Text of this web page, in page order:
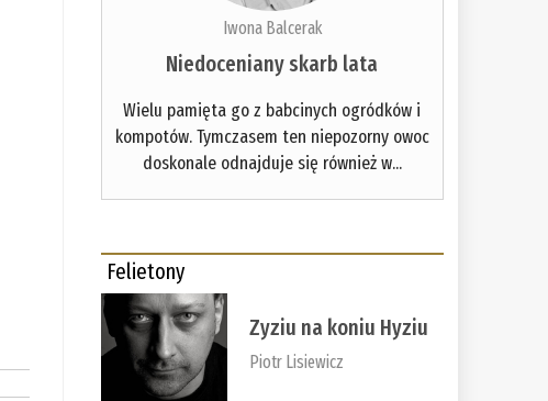
Iwona Balcerak
Niedoceniany skarb lata
Wielu pamięta go z babcinych ogródków i
kompotów. Tymczasem ten niepozorny owoc
doskonale odnajduje się również w...
Felietony
Zyziu na koniu Hyziu
Piotr Lisiewicz